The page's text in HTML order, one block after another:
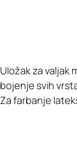
Uložak za valjak
bojenje svih
Za farbanje